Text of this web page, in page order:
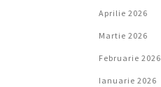
Aprilie 2026
Martie 2026
Februarie 2026
Ianuarie 2026